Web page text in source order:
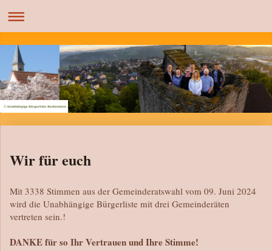
Wir für euch
Mit 3338 Stimmen aus der Gemeinderatswahl vom 09. Juni 2024
wird die Unabhängige Bürgerliste mit drei Gemeinderäten
vertreten sein.!
DANKE für so Ihr Vertrauen und Ihre Stimme!